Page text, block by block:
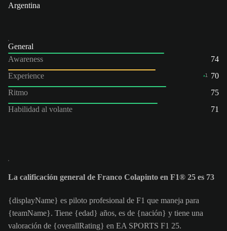
Argentina
General
Awareness
74
Experience
1 70
Ritmo
75
Habilidad al volante
71
La calificación general de Franco Colapinto en F1® 25 es 73
{displayName} es piloto profesional de F1 que maneja para
{teamName}. Tiene {edad} años, es de {nación} y tiene una
valoración de {overallRating} en EA SPORTS F1 25.